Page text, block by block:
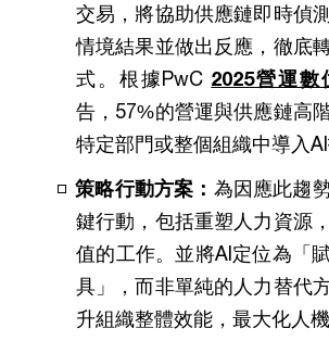
交易，將協助供應鏈即時偵
情境結果並做出反應，徹底
式。根據PwC 2025營運
告，57%的營運與供應鏈高
特定部門或整個組織中導入AI
策略行動方案： 為因應此趨
鍵行動，包括重塑人力資源
值的工作。並將AI定位為「
具」，而非單純的人力替代
升組織整體效能，最大化人機